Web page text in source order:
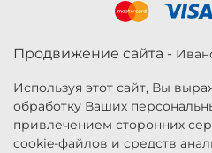
Продвижение сайта -
Используя этот сайт, Вы
обработку Ваших
привлечением сторонних
cookie-файлов и средств